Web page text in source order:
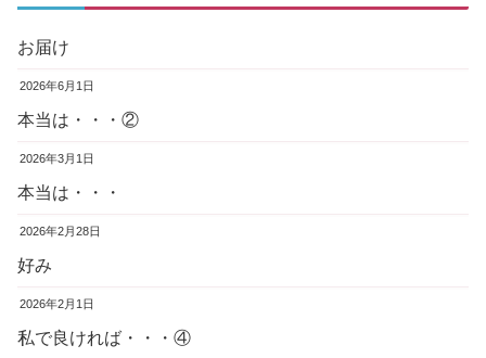
お届け
2026年6月1日
本当は・・・②
2026年3月1日
本当は・・・
2026年2月28日
好み
2026年2月1日
私で良ければ・・・④